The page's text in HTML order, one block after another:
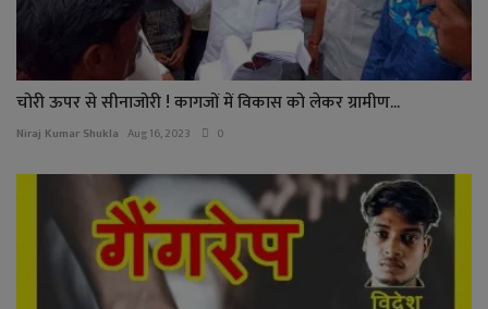
चोरी ऊपर से सीनाजोरी ! कागजों में विकास को लेकर ग्रामीण...
Niraj Kumar Shukla Aug 16, 2023 0